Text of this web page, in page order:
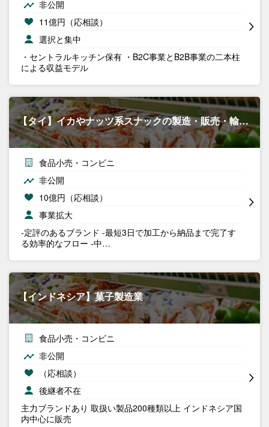
非公開
11億円（応相談）
選択と集中
・セントラルキッチン保有 ・B2C事業とB2B事業の二本柱
による収益モデル
【タイ】イカやナッツ系スナックの製造・販売・輸…
食品小売・コンビニ
非公開
10億円（応相談）
事業拡大
-定評のあるブランド -最短3日で加工から納品まで完了す
る効率的なフロー -中…
【インドネシア】菓子製造業
食品小売・コンビニ
非公開
（応相談）
後継者不在
主力ブランドあり 取扱い製品200種類以上 インドネシア国
内中心に販売